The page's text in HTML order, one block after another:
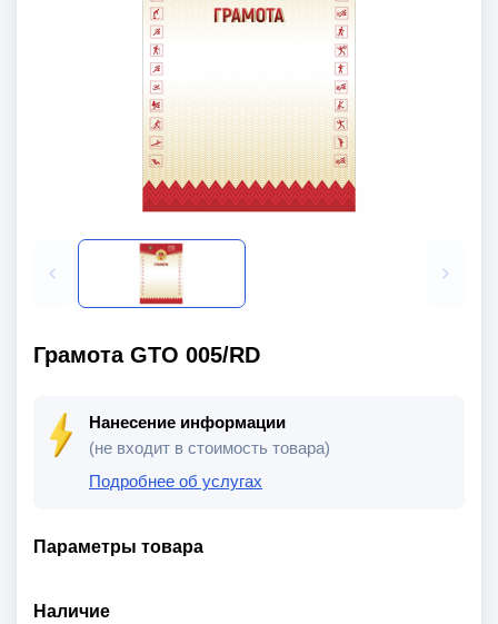
Грамота GTO 005/RD
Нанесение информации
(не входит в стоимость товара)
Подробнее об услугах
Параметры товара
Наличие